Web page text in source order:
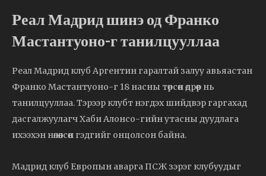
Реал Мадрид шинэ од Франко
Мастантуоно-г танилцууллаа
Реал Мадрид клуб Аргентин гаралтай залуу авьяастан
Франко Мастантуоно-г 18 насны төрсөн өдрөөр нь
танилцууллаа. Тэрээр клубт нэгдэх шийдвэр гаргахад
дасгалжуулагч Хаби Алонсо-гийн утасны дуудлага
ихээхэн нөлөөлсөн гэдгийг онцолсон байна.
Мадрид клуб Европын аварга ПСЖ зэрэг клубуудыг